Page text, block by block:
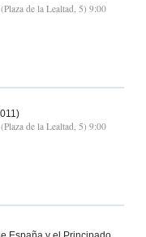
de la Lealtad, 5) 9:00
de la Lealtad, 5) 9:00